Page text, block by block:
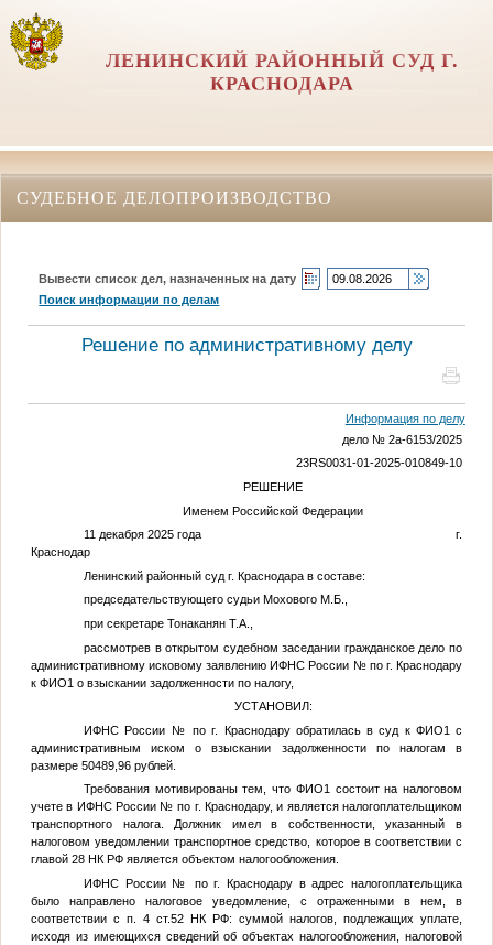
ЛЕНИНСКИЙ РАЙОННЫЙ СУД Г.
КРАСНОДАРА
СУДЕБНОЕ ДЕЛОПРОИЗВОДСТВО
Вывести список дел, назначенных на дату
Поиск информации по делам
Решение по административному делу
Информация по делу
дело № 2а-6153/2025
23RS0031-01-2025-010849-10
РЕШЕНИЕ
Именем Российской Федерации
11 декабря 2025 года г.
Краснодар
Ленинский районный суд г. Краснодара в составе:
председательствующего судьи Мохового М.Б.,
при секретаре Тонаканян Т.А.,
рассмотрев в открытом судебном заседании гражданское дело по
административному исковому заявлению ИФНС России №по г. Краснодару
к ФИО1 о взыскании задолженности по налогу,
УСТАНОВИЛ:
ИФНС России № по г. Краснодару обратилась в суд к ФИО1 с
административным иском о взыскании задолженности по налогам в
размере 50489,96 рублей.
Требования мотивированы тем, что ФИО1
состоит на налоговом
учете в ИФНС России № по г. Краснодару, и является налогоплательщиком
транспортного налога. Должник имел в собственности, указанный в
налоговом уведомлении транспортное средство, которое в соответствии с
главой 28 НК РФ является объектом налогообложения.
ИФНС России №
по г. Краснодару в адрес налогоплательщика
было направлено налоговое уведомление, с отраженными в нем, в
соответствии с п. 4 ст.52 НК РФ: суммой налогов, подлежащих уплате,
исходя из имеющихся сведений об объектах налогообложения, налоговой